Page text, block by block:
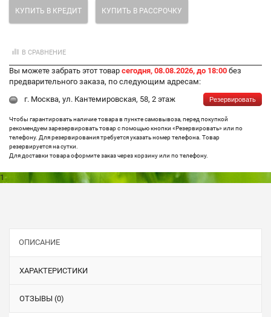
КУПИТЬ В КРЕДИТ КУПИТЬ В РАССРОЧКУ
В СРАВНЕНИЕ
Вы можете забрать этот товар сегодня, 08.08.2026, до 18:00 без
предварительного заказа, по следующим адресам:
г. Москва, ул. Кантемировская, 58, 2 этаж
Резервировать
Чтобы гарантировать наличие товара в пункте самовывоза, перед покупкой
рекомендуем зарезервировать товар с помощью кнопки «Резервировать» или по
телефону. Для резервирования требуется указать номер телефона. Товар
резервируется на сутки.
Для доставки товара оформите заказ через корзину или по телефону.
1
ОПИСАНИЕ
ХАРАКТЕРИСТИКИ
ОТЗЫВЫ (0)